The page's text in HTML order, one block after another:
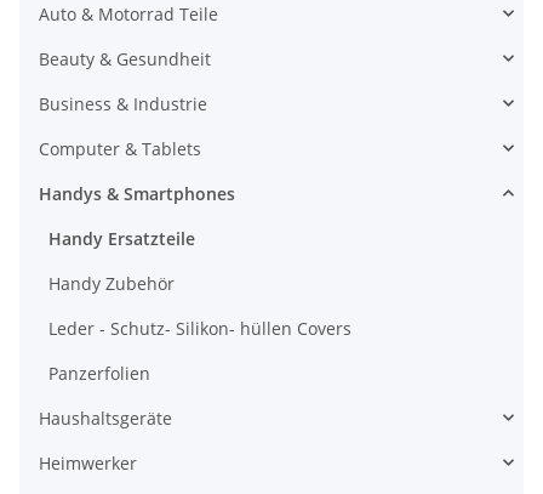
Auto & Motorrad Teile
Beauty & Gesundheit
Business & Industrie
Computer & Tablets
Handys & Smartphones
Handy Ersatzteile
Handy Zubehör
Leder - Schutz- Silikon- hüllen Covers
Panzerfolien
Haushaltsgeräte
Heimwerker